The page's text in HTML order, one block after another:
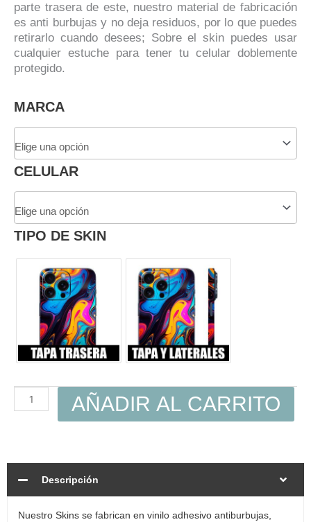
parte trasera de este, nuestro material de fabricación
es anti burbujas y no deja residuos, por lo que puedes
retirarlo cuando desees; Sobre el skin puedes usar
cualquier estuche para tener tu celular doblemente
protegido.
MARCA
CELULAR
TIPO DE SKIN
Skin
Abstract
Para
cantidad
AÑADIR AL CARRITO
Descripción
Nuestro Skins se fabrican en vinilo adhesivo antiburbujas,